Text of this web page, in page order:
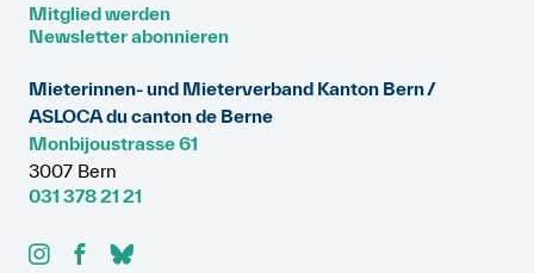
Mitglied werden
Newsletter abonnieren
Mieterinnen- und Mieterverband Kanton Bern /
ASLOCA du canton de Berne
Monbijoustrasse 61
3007 Bern
031 378 21 21